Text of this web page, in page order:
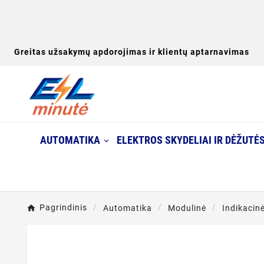
Greitas užsakymų apdorojimas ir klientų aptarnavimas
AUTOMATIKA ELEKTROS SKYDELIAI IR
Pagrindinis Automatika Modulinė